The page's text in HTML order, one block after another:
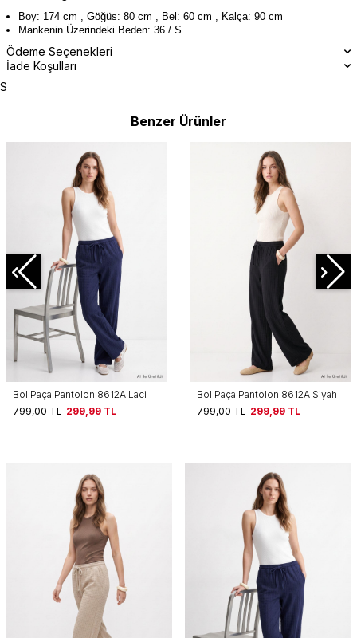
Boy: 174 cm , Göğüs: 80 cm , Bel: 60 cm , Kalça: 90 cm
Mankenin Üzerindeki Beden: 36 / S
Ödeme Seçenekleri
İade Koşulları
S
Benzer Ürünler
Bol Paça Pantolon 8612A Laci
799,00TL 299,99 TL
Bol Paça Pantolon 8612A Siyah
799,00TL 299,99 TL